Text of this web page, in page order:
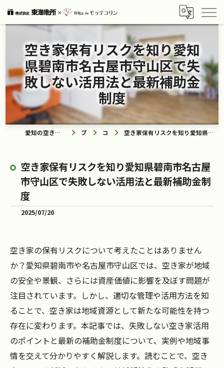
空き家保有リスクを知り愛知
県碧南市名古屋市守山区で失
敗しない活用法と最新補助金
制度
愛知の空き家なら買取ル de モッテコリン ブログ コラム 空き家保有リスクを知り愛知県碧南市名古屋市守山区で失敗しない活用法と最新補助金制度
空き家保有リスクを知り愛知県碧南市名古屋
市守山区で失敗しない活用法と最新補助金制
度
2025/07/20
空き家の保有リスクについて考えたことはありません
か？愛知県碧南市や名古屋市守山区では、空き家が地域
の安全や景観、さらには資産価値に影響を及ぼす問題が
注目されています。しかし、適切な管理や活用方法を知
ることで、空き家は地域資源として新たな可能性を持つ
存在に変わります。本記事では、失敗しない空き家活用
のポイントと最新の補助金制度について、実例や地域事
情を交えて分かりやすく解説します。読むことで、空き